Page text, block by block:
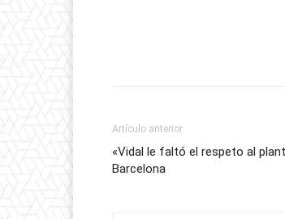
Artículo anterior
«Vidal le faltó el respeto al
Barcelona